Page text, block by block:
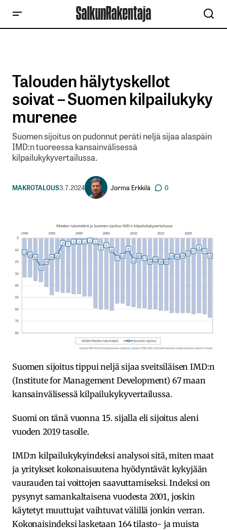
Talouden hälytyskellot
soivat – Suomen kilpailukyky
murenee
Suomen sijoitus on pudonnut peräti neljä sijaa alaspäin
IMD:n tuoreessa kansainvälisessä
kilpailukykyvertailussa.
MAKROTALOUS3.7.2024 Jorma Erkkilä 0
Suomen sijoitus tippui neljä sijaa sveitsiläisen IMD:n
(Institute for Management Development) 67 maan
kansainvälisessä kilpailukykyvertailussa.
Suomi on tänä vuonna 15. sijalla eli sijoitus aleni
vuoden 2019 tasolle.
IMD:n kilpailukykyindeksi analysoi sitä, miten maat
ja yritykset kokonaisuutena hyödyntävät kykyjään
vaurauden tai voittojen saavuttamiseksi. Indeksi on
pysynyt samankaltaisena vuodesta 2001, joskin
käytetyt muuttujat vaihtuvat välillä jonkin verran.
Kokonaisindeksi lasketaan 164 tilasto- ja muista